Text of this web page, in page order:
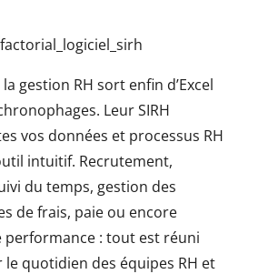
gestion RH sort enfin d’Excel
Leur SIRH
vos données et processus RH
intuitif. Recrutement,
du temps, gestion des
de frais, paie ou encore
performance : tout est réuni
quotidien des équipes RH et